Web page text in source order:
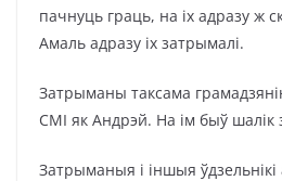
пачнуць граць, на іх адразу ж
Амаль адразу іх затрымалі.
Затрыманы таксама
СМІ як Андрэй. На ім быў шалік
Затрыманыя і іншыя ўдзельнікі